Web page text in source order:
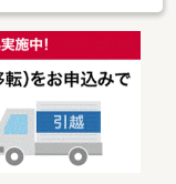
たします】1.物件
な売り込みや契約
ません。3.契約
後もお客様のパー
は細心の注意を